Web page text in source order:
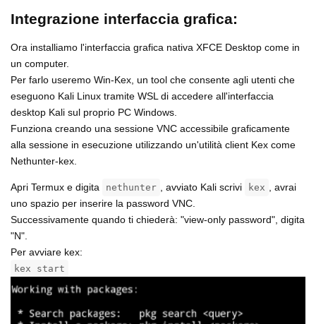
Integrazione interfaccia grafica:
Ora installiamo l'interfaccia grafica nativa XFCE Desktop come in
un computer.
Per farlo useremo Win-Kex, un tool che consente agli utenti che
eseguono Kali Linux tramite WSL di accedere all'interfaccia
desktop Kali sul proprio PC Windows.
Funziona creando una sessione VNC accessibile graficamente
alla sessione in esecuzione utilizzando un'utilità client Kex come
Nethunter-kex.
Apri Termux e digita nethunter , avviato Kali scrivi kex
, avrai
uno spazio per inserire la password VNC.
Successivamente quando ti chiederà: "view-only password", digita
"N".
Per avviare kex:
kex start